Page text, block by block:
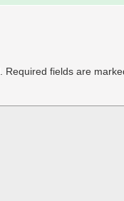
Required fields are